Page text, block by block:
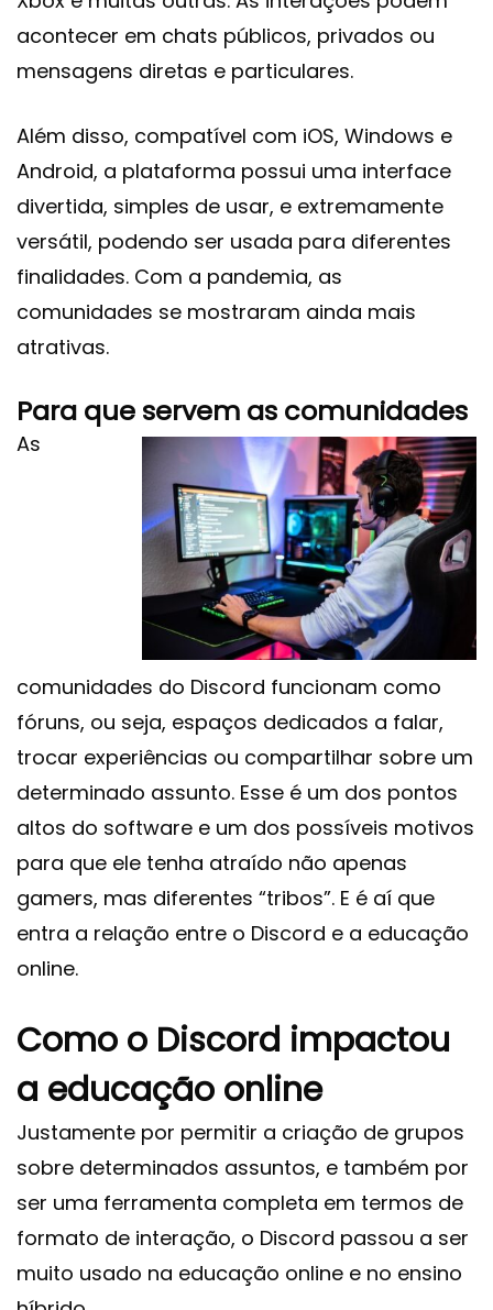
acontecer em chats públicos, privados ou
mensagens diretas e particulares.
Além disso, compatível com iOS, Windows e
Android, a plataforma possui uma interface
divertida, simples de usar, e extremamente
versátil, podendo ser usada para diferentes
finalidades. Com a pandemia, as
comunidades se mostraram ainda mais
atrativas.
Para que servem as comunidades
As
comunidades do Discord funcionam como
fóruns, ou seja, espaços dedicados a falar,
trocar experiências ou compartilhar sobre um
determinado assunto. Esse é um dos pontos
altos do software e um dos possíveis motivos
para que ele tenha atraído não apenas
gamers, mas diferentes “tribos”. E é aí que
entra a relação entre o Discord e a educação
online.
Como o Discord impactou
a educação online
Justamente por permitir a criação de grupos
sobre determinados assuntos, e também por
ser uma ferramenta completa em termos de
formato de interação, o Discord passou a ser
muito usado na educação online e no ensino